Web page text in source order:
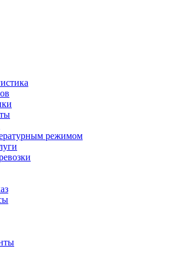
режимом